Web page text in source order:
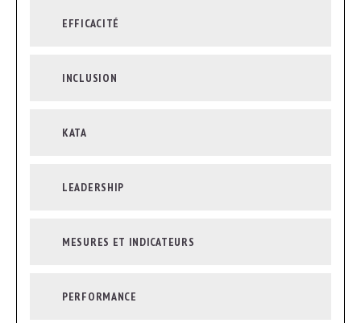
EFFICACITÉ
INCLUSION
KATA
LEADERSHIP
MESURES ET INDICATEURS
PERFORMANCE